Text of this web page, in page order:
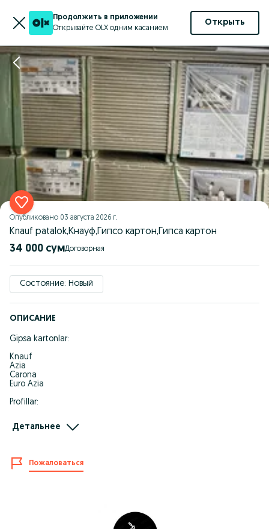
Продолжить в приложении
Открывайте OLX одним касанием
Открыть
Опубликовано 03 августа 2026 г.
Knauf patalok,Кнауф,Гипсо картон,Гипса картон
34 000 сум Договорная
Состояние: Новый
ОПИСАНИЕ
Gipsa kartonlar:
Knauf
Azia
Carona
Euro Azia
Profillar:
Demir
Reykalar
Tavriko 3x4
Детальнее
Пожаловаться